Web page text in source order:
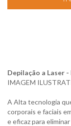
Depilação a Laser
IMAGEM
A Alta tecnologia
corporais e faciais
e eficaz para